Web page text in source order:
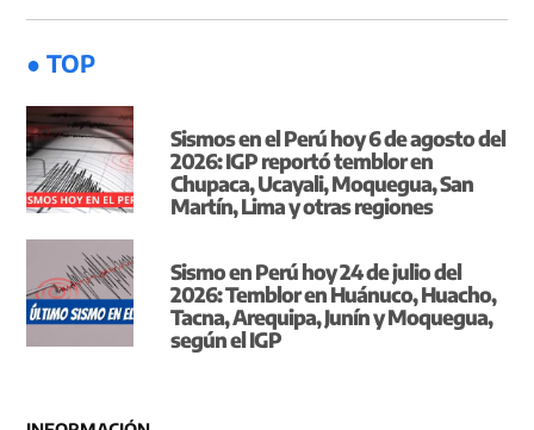
● TOP
Sismos en el Perú hoy 6 de agosto del
2026: IGP reportó temblor en
Chupaca, Ucayali, Moquegua, San
Martín, Lima y otras regiones
Sismo en Perú hoy 24 de julio del
2026: Temblor en Huánuco, Huacho,
Tacna, Arequipa, Junín y Moquegua,
según el IGP